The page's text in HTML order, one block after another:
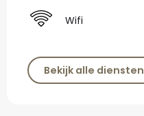
Wifi
Bekijk alle diensten